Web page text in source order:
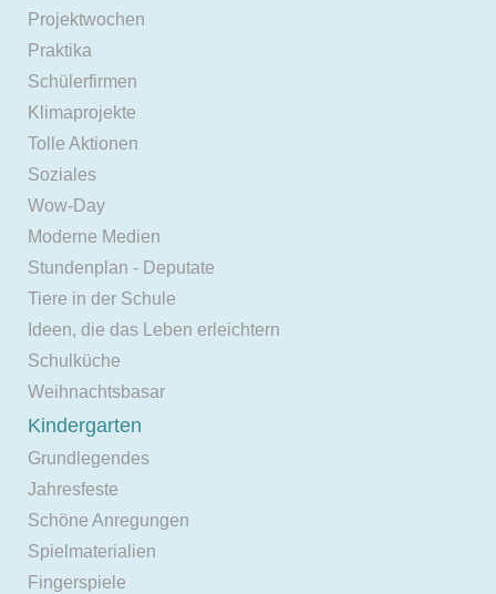
Projektwochen
Praktika
Schülerfirmen
Klimaprojekte
Tolle Aktionen
Soziales
Wow-Day
Moderne Medien
Stundenplan - Deputate
Tiere in der Schule
Ideen, die das Leben erleichtern
Schulküche
Weihnachtsbasar
Kindergarten
Grundlegendes
Jahresfeste
Schöne Anregungen
Spielmaterialien
Fingerspiele